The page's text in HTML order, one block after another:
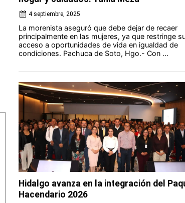
4 septiembre, 2025
La morenista aseguró que debe dejar de recaer
principalmente en las mujeres, ya que restringe
acceso a oportunidades de vida en igualdad de
condiciones. Pachuca de Soto, Hgo.- Con ...
Hidalgo avanza en la integración del
Hacendario 2026